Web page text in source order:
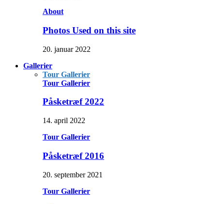
About
Photos Used on this site
20. januar 2022
Gallerier
Tour Gallerier
Tour Gallerier
Påsketræf 2022
14. april 2022
Tour Gallerier
Påsketræf 2016
20. september 2021
Tour Gallerier